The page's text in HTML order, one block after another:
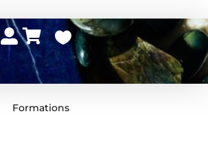
 

Formations